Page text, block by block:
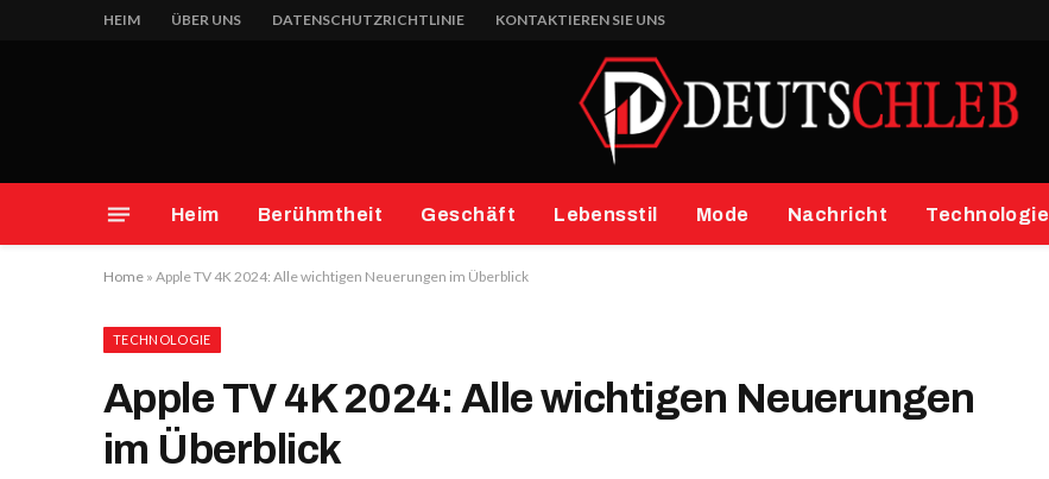
HEIM ÜBER UNS DATENSCHUTZRICHTLINIE KONTAKTIEREN SIE UNS
Heim Berühmtheit Geschäft Lebensstil Mode Nachricht Technologie
Home » Apple TV 4K 2024: Alle wichtigen Neuerungen im Überblick
TECHNOLOGIE
Apple TV 4K 2024: Alle wichtigen Neuerungen
im Überblick